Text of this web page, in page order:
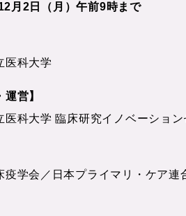
月2日（月）午前9時まで
医科大学
運営】
医科大学 臨床研究イノベーション
疫学会／日本プライマリ・ケア連